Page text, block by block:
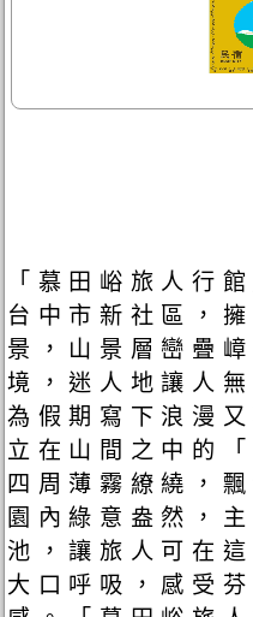
「慕田峪旅人行
台中市新社區，
景，山景層巒疊
境，迷人地讓人
為假期寫下浪漫
立在山間之中的
四周薄霧繚繞，
園內綠意盎然，
池，讓旅人可在
大口呼吸，感受